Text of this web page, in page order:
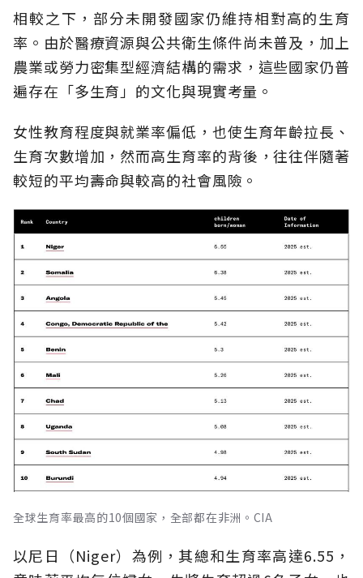
相較之下，部分未開發國家仍維持相對高的生育
率。由於醫療資源與公共衛生條件尚未普及，加上
農業或勞力密集型經濟結構的需求，這些國家仍普
遍存在「多生育」的文化與現實考量。
女性教育程度與就業率偏低，也使生育年齡拉長、
生育次數增加，然而高生育率的背後，往往伴隨著
較短的平均壽命與較高的社會風險。
全球生育率最高的10個國家，全部都在非洲。CIA
以尼日（Niger）為例，其總和生育率高達6.55，